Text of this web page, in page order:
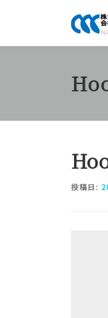
ン
ッ
投稿日: